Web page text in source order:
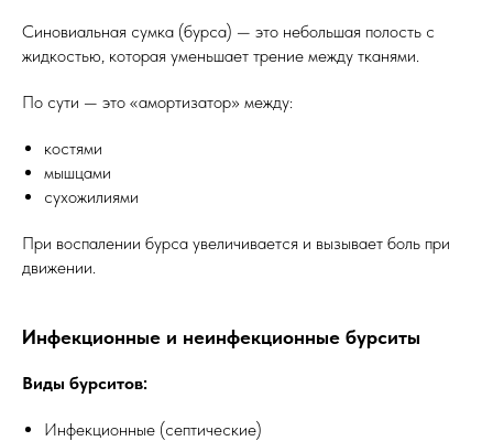
Синовиальная сумка (бурса) — это небольшая полость с
жидкостью, которая уменьшает трение между тканями.
По сути — это «амортизатор» между:
костями
мышцами
сухожилиями
При воспалении бурса увеличивается и вызывает боль при
движении.
Инфекционные и неинфекционные бурситы
Виды бурситов:
Инфекционные (септические)